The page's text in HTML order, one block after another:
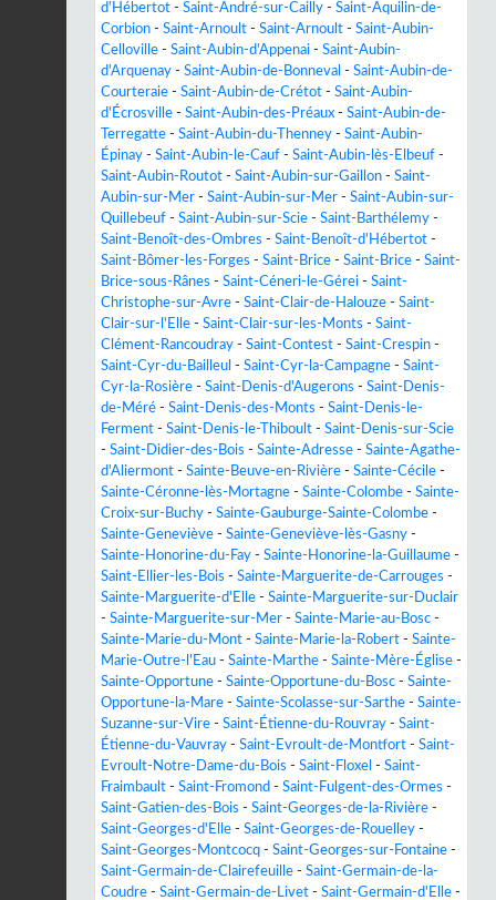
d'Hébertot - Saint-André-sur-Cailly - Saint-Aquilin-de-
Corbion - Saint-Arnoult - Saint-Arnoult - Saint-Aubin-
Celloville - Saint-Aubin-d'Appenai - Saint-Aubin-
d'Arquenay - Saint-Aubin-de-Bonneval - Saint-Aubin-de-
Courteraie - Saint-Aubin-de-Crétot - Saint-Aubin-
d'Écrosville - Saint-Aubin-des-Préaux - Saint-Aubin-de-
Terregatte - Saint-Aubin-du-Thenney - Saint-Aubin-
Épinay - Saint-Aubin-le-Cauf - Saint-Aubin-lès-Elbeuf -
Saint-Aubin-Routot - Saint-Aubin-sur-Gaillon - Saint-
Aubin-sur-Mer - Saint-Aubin-sur-Mer - Saint-Aubin-sur-
Quillebeuf - Saint-Aubin-sur-Scie - Saint-Barthélemy -
Saint-Benoît-des-Ombres - Saint-Benoît-d'Hébertot -
Saint-Bômer-les-Forges - Saint-Brice - Saint-Brice - Saint-
Brice-sous-Rânes - Saint-Céneri-le-Gérei - Saint-
Christophe-sur-Avre - Saint-Clair-de-Halouze - Saint-
Clair-sur-l'Elle - Saint-Clair-sur-les-Monts - Saint-
Clément-Rancoudray - Saint-Contest - Saint-Crespin -
Saint-Cyr-du-Bailleul - Saint-Cyr-la-Campagne - Saint-
Cyr-la-Rosière - Saint-Denis-d'Augerons - Saint-Denis-
de-Méré - Saint-Denis-des-Monts - Saint-Denis-le-
Ferment - Saint-Denis-le-Thiboult - Saint-Denis-sur-Scie
- Saint-Didier-des-Bois - Sainte-Adresse - Sainte-Agathe-
d'Aliermont - Sainte-Beuve-en-Rivière - Sainte-Cécile -
Sainte-Céronne-lès-Mortagne - Sainte-Colombe - Sainte-
Croix-sur-Buchy - Sainte-Gauburge-Sainte-Colombe -
Sainte-Geneviève - Sainte-Geneviève-lès-Gasny -
Sainte-Honorine-du-Fay - Sainte-Honorine-la-Guillaume -
Saint-Ellier-les-Bois - Sainte-Marguerite-de-Carrouges -
Sainte-Marguerite-d'Elle - Sainte-Marguerite-sur-Duclair
- Sainte-Marguerite-sur-Mer - Sainte-Marie-au-Bosc -
Sainte-Marie-du-Mont - Sainte-Marie-la-Robert - Sainte-
Marie-Outre-l'Eau - Sainte-Marthe - Sainte-Mère-Église -
Sainte-Opportune - Sainte-Opportune-du-Bosc - Sainte-
Opportune-la-Mare - Sainte-Scolasse-sur-Sarthe - Sainte-
Suzanne-sur-Vire - Saint-Étienne-du-Rouvray - Saint-
Étienne-du-Vauvray - Saint-Evroult-de-Montfort - Saint-
Evroult-Notre-Dame-du-Bois - Saint-Floxel - Saint-
Fraimbault - Saint-Fromond - Saint-Fulgent-des-Ormes -
Saint-Gatien-des-Bois - Saint-Georges-de-la-Rivière -
Saint-Georges-d'Elle - Saint-Georges-de-Rouelley -
Saint-Georges-Montcocq - Saint-Georges-sur-Fontaine -
Saint-Germain-de-Clairefeuille - Saint-Germain-de-la-
Coudre - Saint-Germain-de-Livet - Saint-Germain-d'Elle -